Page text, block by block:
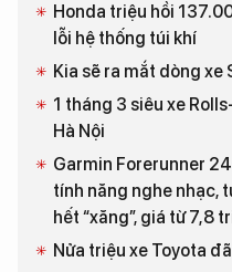
Honda triệu hồi
lỗi hệ thống túi khí
Kia sẽ ra mắt dòng
1 tháng 3 siêu xe
Hà Nội
Garmin Forerunner
tính năng nghe nhạc,
hết “xăng”, giá từ 7,8
Nửa triệu xe Toyota